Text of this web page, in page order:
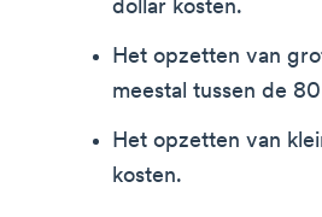
dollar kosten.
Het opzetten van
meestal tussen de
Het opzetten van
kosten.